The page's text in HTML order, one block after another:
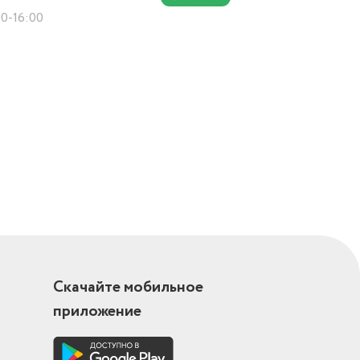
16:00
Скачайте мобильное
приложение